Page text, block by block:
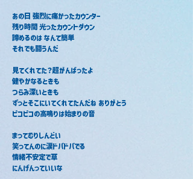
あの日 強烈に痛かったカウンター
残り時間 光ったカウントダウン
諦めるのは なんて簡単
それでも闘うんだ
見てくれてた？超がんばったよ
健やかなるときも
つらみ深いときも
ずっとそこにいてくれてたんだね ありがとう
ピコピコの高鳴りは始まりの音
まってむりしんどい
笑ってんのに涙ドバドバでる
情緒不安定で草
にんげんっていいな